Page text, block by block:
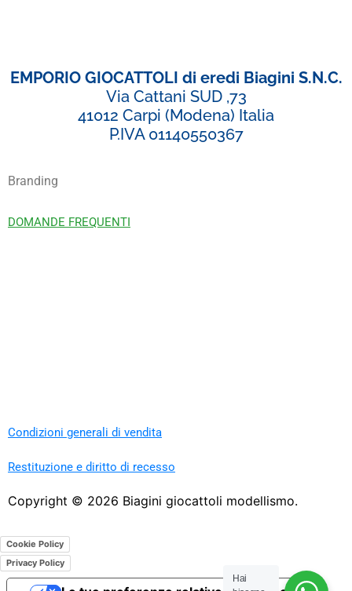
EMPORIO GIOCATTOLI di eredi Biagini S.N.C.
Via Cattani SUD ,73
41012 Carpi (Modena) Italia
P.IVA 01140550367
Branding
DOMANDE FREQUENTI
Condizioni generali di vendita
Restituzione e diritto di recesso
Copyright © 2026 Biagini giocattoli modellismo.
Cookie Policy
Privacy Policy
Hai